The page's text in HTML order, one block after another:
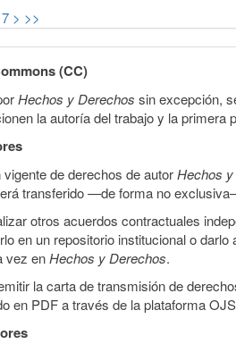
> >>
(CC)
Hechos y Derechos sin excepción,
la autoría del trabajo y la
de derechos de autorHechos
transferido —de forma no
otros acuerdos contractuales
en un repositorio institucional o
vez enHechos y Derechos.
la carta de transmisión de
en PDF a través de la plataforma